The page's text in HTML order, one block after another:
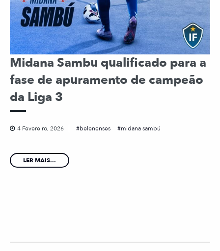
Midana Sambu qualificado para a
fase de apuramento de campeão
da Liga 3
4 Fevereiro, 2026 belenenses midana sambú
LER MAIS...